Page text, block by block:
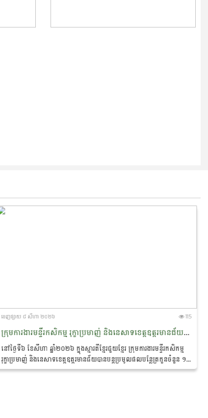
ចេញ​ផ្សាយ​ ៨ សីហា ២០២៦ 115
ក្រុមការងារមន្ទីរកសិកម្ម រុក្ខាប្រមាញ់ និងនេសាទខេត្តឧត្តរមានជ័យបានបន្តប្រមូលផលបន្លែ ជូនដល់ប្រជាពលរដ្ឋភៀសសឹកនិងសិស្សានុសិស្សកំពុងស្នាក់នៅបណ្តុះអាសន្ននៅភូមិស្រះកែវ ឃុំពង្រ ស្រុកចុងកាល់
នៅថ្ងៃទី៦ ខែសីហា ឆ្នាំ២០២៦ ក្នុងស្មារតីខ្មែរជួយខ្មែរ ក្រុមការងារមន្ទីរកសិកម្ម
រុក្ខាប្រមាញ់ និងនេសាទខេត្តឧត្តរមានជ័យបានបន្តប្រមូលផលបន្លែត្រកួនចំនួន ១
១០០គីឡូក្រាម...